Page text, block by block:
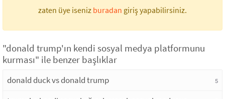
zaten üye iseniz buradan giriş yapabilirsiniz.
"donald trump'ın kendi sosyal medya platformunu
kurması" ile benzer başlıklar
donald duck vs donald trump 5